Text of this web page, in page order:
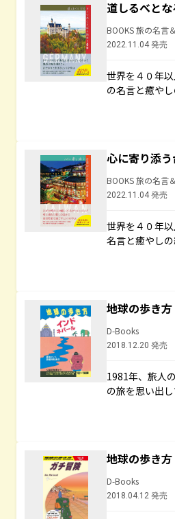
道しるべと
BOOKS 旅の名言
2022.11.04 発売
世界を４０年
の名言と癒や
心に寄り添
BOOKS 旅の名言
2022.11.04 発売
世界を４０年
名言と癒やし
地球の歩き方
D-Books
2018.12.20 発売
1981年、旅人
の旅を思い出し
地球の歩き
D-Books
2018.04.12 発売